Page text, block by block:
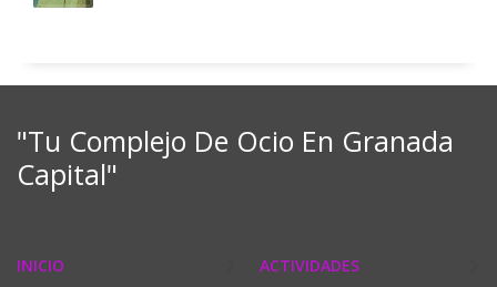
"Tu Complejo De Ocio En Granada
Capital"
INICIO ACTIVIDADES